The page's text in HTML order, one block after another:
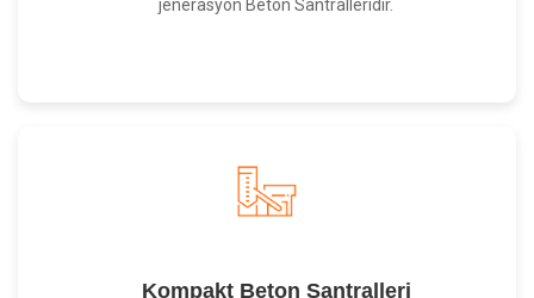
jenerasyon Beton Santralleridir.
Kompakt Beton Santralleri